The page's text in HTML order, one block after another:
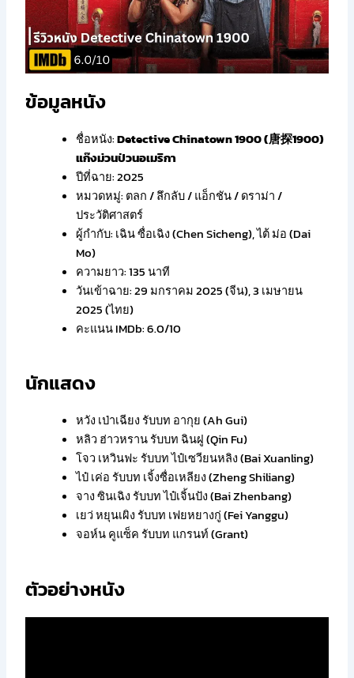
ข้อมูลหนัง
ชื่อหนัง:Detective Chinatown 1900 (唐探1900)
แก๊งม่วนป่วนอเมริกา
ปีที่ฉาย: 2025
หมวดหมู่: ตลก / ลึกลับ / แอ็กชัน / ดราม่า /
ประวัติศาสตร์
ผู้กำกับ: เฉิน ซื่อเฉิง (Chen Sicheng), ไต้ ม่อ (Dai
Mo)
ความยาว: 135 นาที
วันเข้าฉาย: 29 มกราคม 2025 (จีน), 3 เมษายน
2025 (ไทย)
คะแนน IMDb: 6.0/10
นักแสดง
หวัง เป่าเฉียง รับบท อากุย (Ah Gui)
หลิว ฮ่าวหราน รับบท ฉินฝู (Qin Fu)
โจว เหวินฟะ รับบท ไป๋เซวียนหลิง (Bai Xuanling)
ไป๋ เค่อ รับบท เจิ้งซื่อเหลียง (Zheng Shiliang)
จาง ซินเฉิง รับบท ไป๋เจิ้นปัง (Bai Zhenbang)
เยว่ หยุนเผิง รับบท เฟยหยางกู่ (Fei Yanggu)
จอห์น คูแซ็ค รับบท แกรนท์ (Grant)
ตัวอย่างหนัง